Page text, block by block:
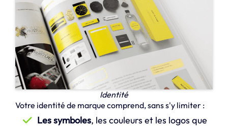
Identité
Votre identité de marque comprend, sans s'y limiter :
Les symboles, les couleurs et les logos que